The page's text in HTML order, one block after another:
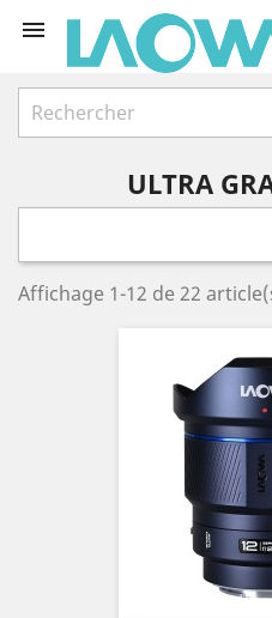

ULTRA
Affichage 1-12 de 22